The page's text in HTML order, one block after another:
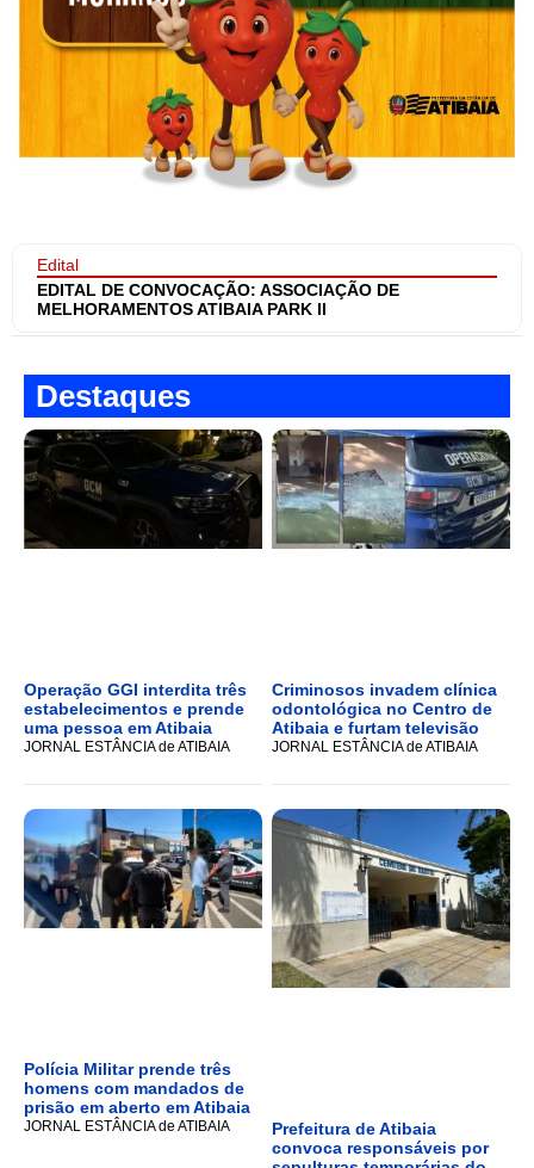
Edital
EDITAL DE CONVOCAÇÃO: ASSOCIAÇÃO DE
MELHORAMENTOS ATIBAIA PARK II
Destaques
Operação GGI interdita três
estabelecimentos e prende
uma pessoa em Atibaia
JORNAL ESTÂNCIA de ATIBAIA
Criminosos invadem clínica
odontológica no Centro de
Atibaia e furtam televisão
JORNAL ESTÂNCIA de ATIBAIA
Polícia Militar prende três
homens com mandados de
prisão em aberto em Atibaia
JORNAL ESTÂNCIA de ATIBAIA
Prefeitura de Atibaia
convoca responsáveis por